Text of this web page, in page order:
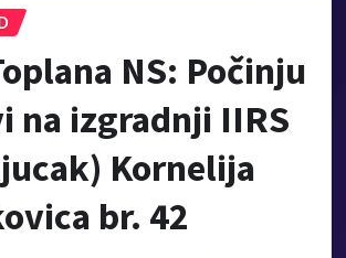
NS: Počinju
na izgradnji IIRS
Kornelija
br. 42